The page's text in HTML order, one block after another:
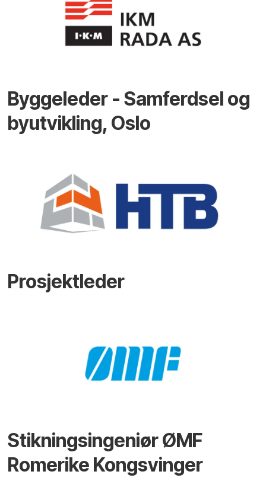
Byggeleder - Samferdsel og
byutvikling, Oslo
Prosjektleder
Stikningsingeniør ØMF
Romerike Kongsvinger